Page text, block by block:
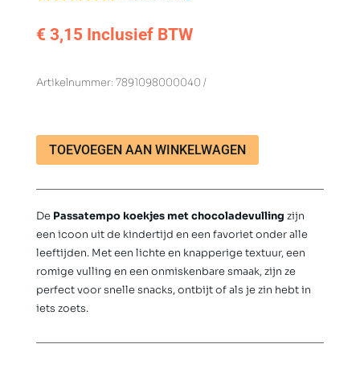
€ 3,15 Inclusief BTW
Artikelnummer: 7891098000040
Passatempo
chocoladekoekjes
vulling
van
Nestlé
130
g
aantal
TOEVOEGEN AAN WINKELWAGEN
De Passatempo koekjes met chocoladevulling zijn
een icoon uit de kindertijd en een favoriet onder alle
leeftijden. Met een lichte en knapperige textuur, een
romige vulling en een onmiskenbare smaak, zijn ze
perfect voor snelle snacks, ontbijt of als je zin hebt in
iets zoets.